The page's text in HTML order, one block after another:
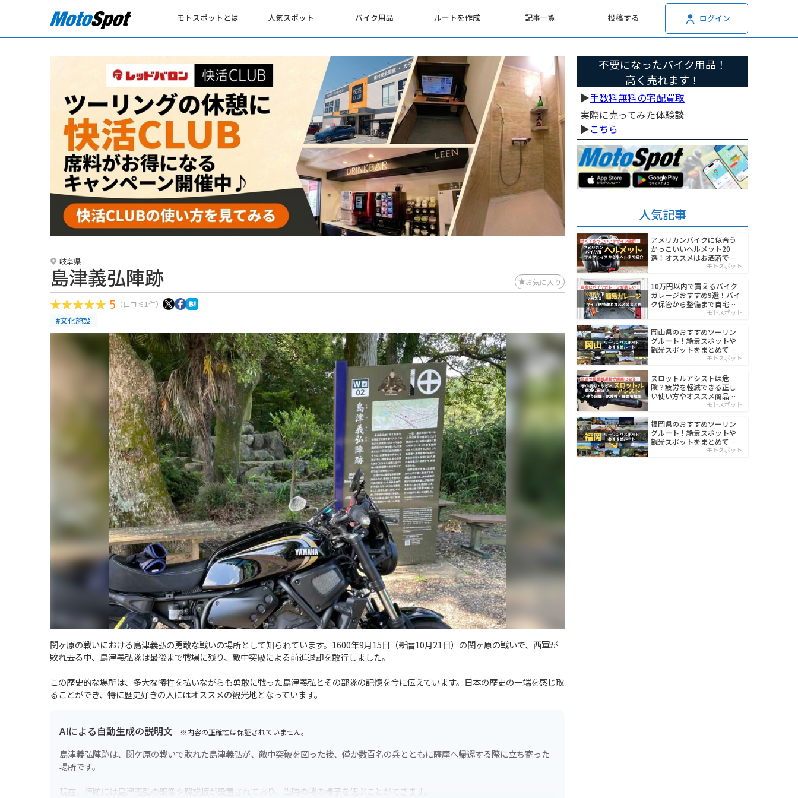
モトスポットとは 人気スポット バイク用品 ルートを作成 記事一覧 投稿する ログイン
岐阜県
島津義弘陣跡 お気に入り
5 （口コミ1件）
#文化施設
関ヶ原の戦いにおける島津義弘の勇敢な戦いの場所として知られています。1600年9月15日（新暦10月21日）の関ヶ原の戦いで、西軍が
敗れ去る中、島津義弘隊は最後まで戦場に残り、敵中突破による前進退却を敢行しました。
この歴史的な場所は、多大な犠牲を払いながらも勇敢に戦った島津義弘とその部隊の記憶を今に伝えています。日本の歴史の一端を感じ取
ることができ、特に歴史好きの人にはオススメの観光地となっています。
AIによる自動生成の説明文 ※内容の正確性は保証されていません。
島津義弘陣跡は、関ケ原の戦いで敗れた島津義弘が、敵中突破を図った後、僅か数百名の兵とともに薩摩へ帰還する際に立ち寄った
場所です。
現在、陣跡には島津義弘の銅像や解説板が設置されており、当時の戦の様子を偲ぶことができます。
不要になったバイク用品！
高く売れます！
▶︎手数料無料の宅配買取
実際に売ってみた体験談
▶︎こちら
人気記事
アメリカンバイクに似合う
かっこいいヘルメット20
選！オススメはお洒落でワ
モトスポット
10万円以内で買えるバイク
ガレージおすすめ9選！バイ
ク保管から整備まで自宅で
モトスポット
岡山県のおすすめツーリン
グルート！絶景スポットや
観光スポットをまとめて紹
モトスポット
スロットルアシストは危
険？疲労を軽減できる正し
い使い方やオススメ商品を
モトスポット
福岡県のおすすめツーリン
グルート！絶景スポットや
観光スポットをまとめて紹
モトスポット